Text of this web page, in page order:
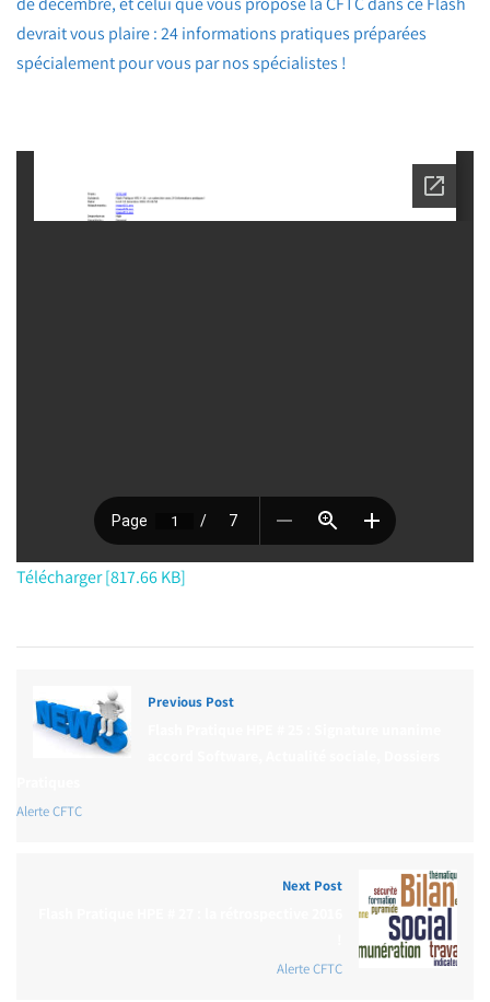
devrait vous plaire : 24 informations pratiques préparées
spécialement pour vous par nos spécialistes !
Télécharger [817.66 KB]
Previous Post
Alerte CFTC
Next Post
Alerte CFTC